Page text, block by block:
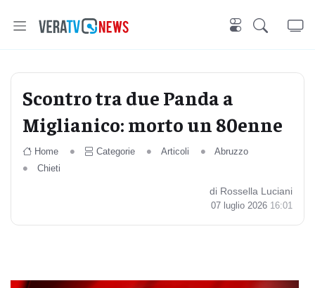
Scontro tra due Panda a
Miglianico: morto un 80enne
Home Categorie Articoli
Abruzzo
Chieti
di Rossella Luciani
07 luglio 2026 16:01